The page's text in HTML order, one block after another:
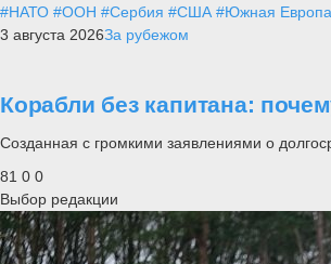
#НАТО #ООН #Сербия #США #Южная Европа
3 августа 2026За рубежом
Корабли без капитана:
Созданная с громкими заявлениями о
81 0 0
Выбор редакции